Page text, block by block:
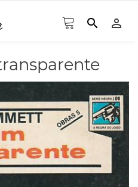
search person_outline